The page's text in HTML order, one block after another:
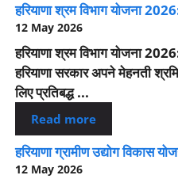
हरियाणा श्रम विभाग योजना
12 May 2026
हरियाणा श्रम विभाग योजना
हरियाणा सरकार अपने मेहनती
लिए प्रतिबद्ध ...
Read more
हरियाणा ग्रामीण उद्योग विकास
12 May 2026